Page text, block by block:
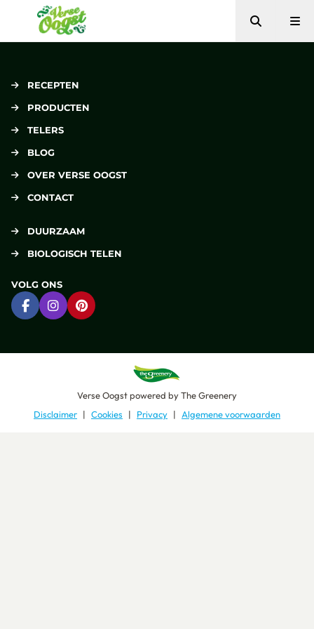
Verse Oogst
Zoeken
RECEPTEN
PRODUCTEN
TELERS
BLOG
OVER VERSE OOGST
CONTACT
DUURZAAM
BIOLOGISCH TELEN
VOLG ONS
Ga naar Facebook
Ga naar Instagram
Ga naar Pinterest
Verse Oogstpowered byThe Greenery
Disclaimer
Cookies Privacy Algemene voorwaarden